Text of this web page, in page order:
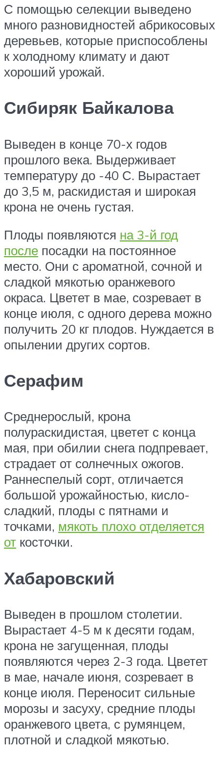
С помощью селекции выведено
много разновидностей абрикосовых
деревьев, которые приспособлены
к холодному климату и дают
хороший урожай.
Сибиряк Байкалова
Выведен в конце 70-х годов
прошлого века. Выдерживает
температуру до -40 С. Вырастает
до 3,5 м, раскидистая и широкая
крона не очень густая.
Плоды появляются на 3-й год
после посадки на постоянное
место. Они с ароматной, сочной и
сладкой мякотью оранжевого
окраса. Цветет в мае, созревает в
конце июля, с одного дерева можно
получить 20 кг плодов. Нуждается в
опылении других сортов.
Серафим
Среднерослый, крона
полураскидистая, цветет с конца
мая, при обилии снега подпревает,
страдает от солнечных ожогов.
Раннеспелый сорт, отличается
большой урожайностью, кисло-
сладкий, плоды с пятнами и
точками, мякоть плохо отделяется
от косточки.
Хабаровский
Выведен в прошлом столетии.
Вырастает 4-5 м к десяти годам,
крона не загущенная, плоды
появляются через 2-3 года. Цветет
в мае, начале июня, созревает в
конце июля. Переносит сильные
морозы и засуху, средние плоды
оранжевого цвета, с румянцем,
плотной и сладкой мякотью.